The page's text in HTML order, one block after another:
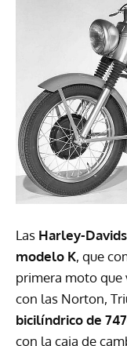
Las Harley-
modelo K, que
primera moto que
con las Norton,
bicilíndrico de
con la caja de